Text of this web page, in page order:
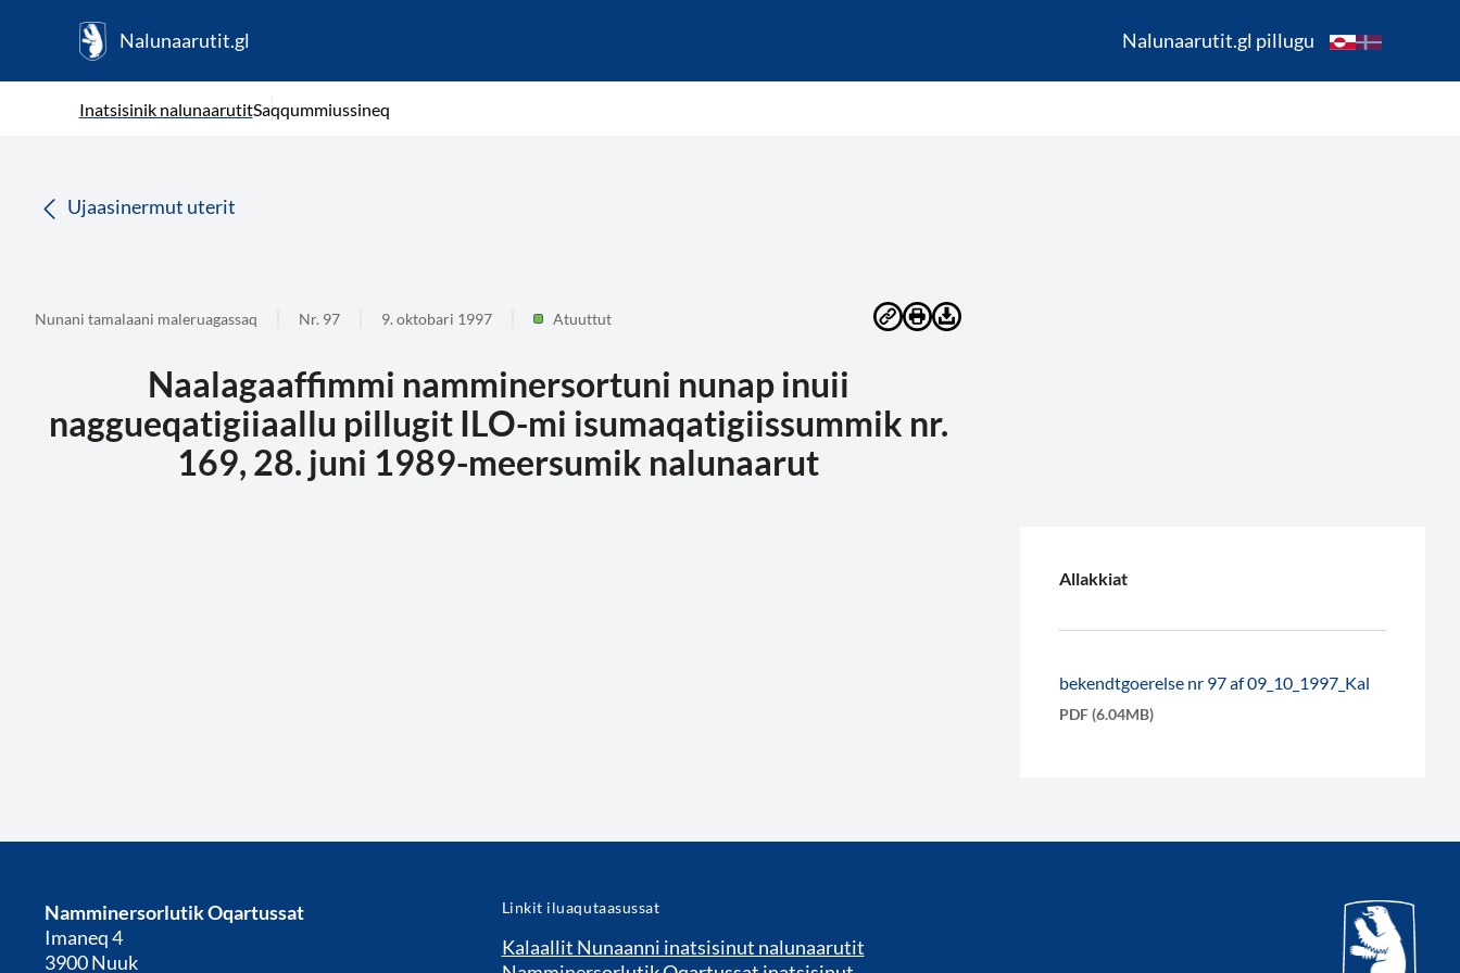
Nalunaarutit.gl Nalunaarutit.gl pillugu
Inatsisinik nalunaarutitSaqqummiussineq
Ujaasinermut uterit
Nunani tamalaani maleruagassaq Nr. 97 9. oktobari 1997 Atuuttut
Naalagaaffimmi namminersortuni nunap inuii
naggueqatigiiaallu pillugit ILO-mi isumaqatigiissummik nr.
169, 28. juni 1989-meersumik nalunaarut
Allakkiat
bekendtgoerelse nr 97 af 09_10_1997_Kal
PDF (6.04MB)
Namminersorlutik Oqartussat
Imaneq 4
3900 Nuuk
Linkit iluaqutaasussat
Kalaallit Nunaanni inatsisinut nalunaarutit